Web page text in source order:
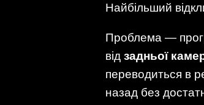
Найбільший
Проблема —
від задньої
переводиться в
назад без